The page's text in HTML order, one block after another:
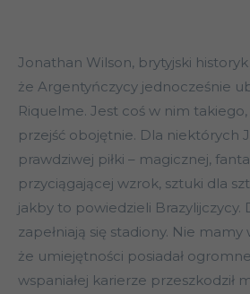
Jonathan Wilson, brytyjski
że Argentyńczycy jednocześnie
Riquelme. Jest coś w nim
przejść obojętnie. Dla niektórych
prawdziwej piłki – magicznej,
przyciągającej wzrok, sztuki dla
jakby to powiedzieli Brazylijczycy.
zapełniają się stadiony. Nie mamy
że umiejętności posiadał
wspaniałej karierze przeszkodził